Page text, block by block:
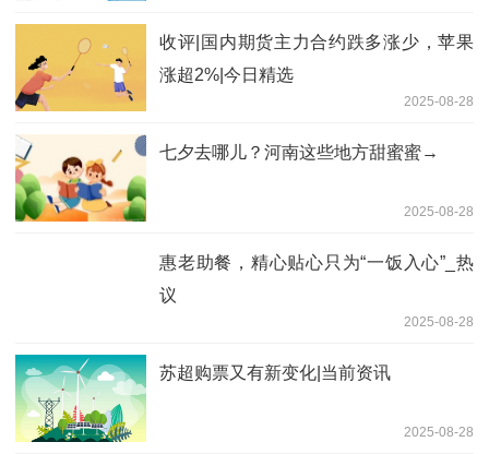
收评|国内期货主力合约跌多涨少，苹果
涨超2%|今日精选
2025-08-28
七夕去哪儿？河南这些地方甜蜜蜜→
2025-08-28
惠老助餐，精心贴心只为“一饭入心”_热
议
2025-08-28
苏超购票又有新变化|当前资讯
2025-08-28